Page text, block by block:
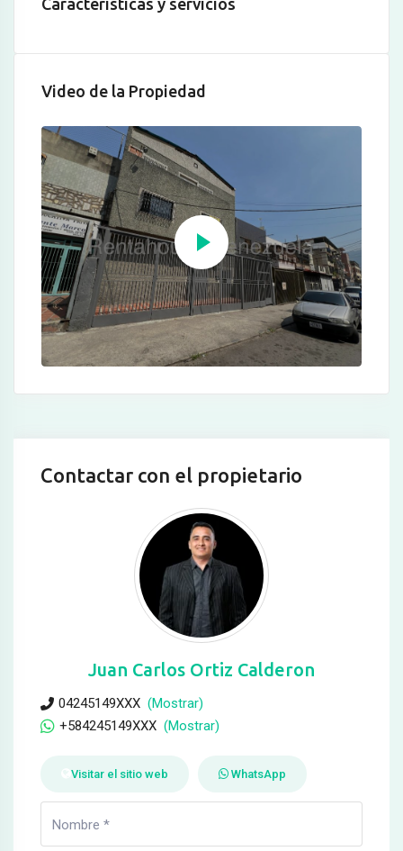
Características y servicios
Video de la Propiedad
Contactar con el propietario
Juan Carlos Ortiz Calderon
04245149XXX (Mostrar)
+584245149XXX (Mostrar)
Visitar el sitio web WhatsApp